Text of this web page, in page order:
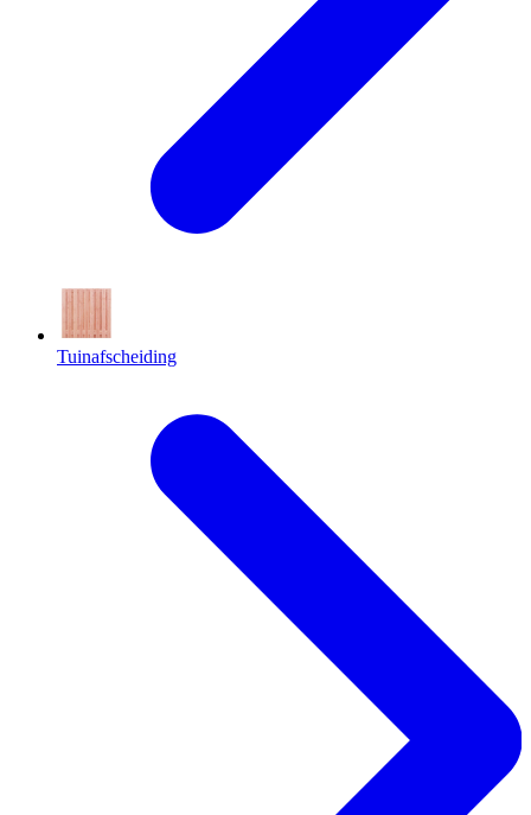
Tuinafscheiding